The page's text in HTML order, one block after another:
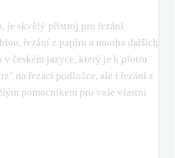
je skvělý přístroj pro řezání
řezání z papíru a mnoha dalších
v českém jazyce, který je k plotru
na řezací podložce, ale i řezání z
pomocníkem pro vaše vlastní